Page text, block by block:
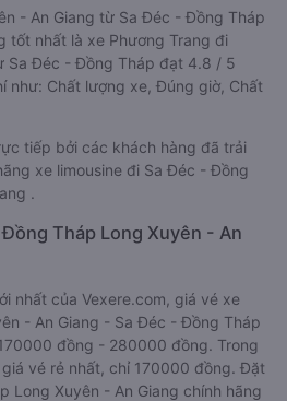
- An Giang từ Sa Đéc - Đồng Tháp
tốt nhất là xe Phương Trang đi
Sa Đéc - Đồng Tháp đạt 4.8 / 5
như: Chất lượng xe, Đúng giờ, Chất
tiếp bởi các khách hàng đã trải
xe limousine đi Sa Đéc - Đồng
.
Tháp Long Xuyên - An
nhất của Vexere.com, giá vé xe
- An Giang - Sa Đéc - Đồng Tháp
đồng - 280000 đồng. Trong
vé rẻ nhất, chỉ 170000 đồng. Đặt
Long Xuyên - An Giang chính hãng